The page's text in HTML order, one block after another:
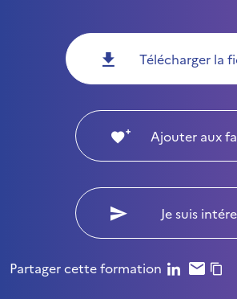
Télécharger la
Ajouter aux
Je suis
Partager cette formation